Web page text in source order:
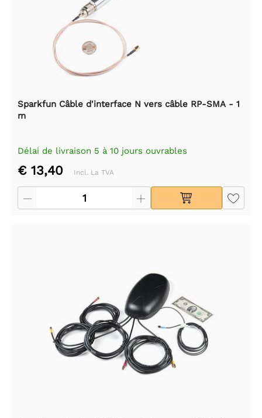
Sparkfun Câble d'interface N vers câble RP-SMA - 1
m
Délai de livraison 5 à 10 jours ouvrables
€ 13,40 Incl. La TVA